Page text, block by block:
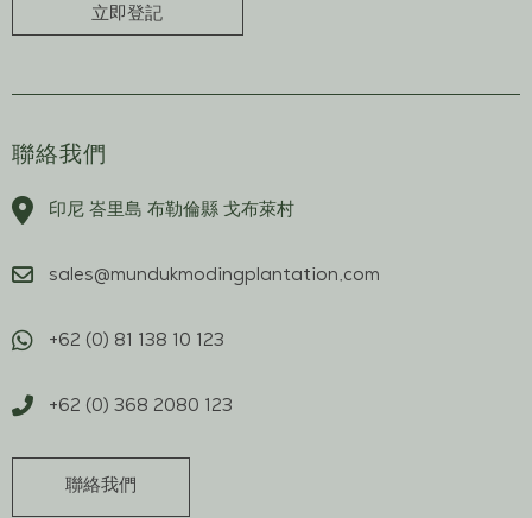
立即登記
聯絡我們
印尼 峇里島 布勒倫縣 戈布萊村
sales@mundukmodingplantation.com
+62 (0) 81 138 10 123
+62 (0) 368 2080 123
聯絡我們